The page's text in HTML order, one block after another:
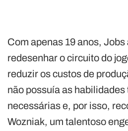
Com apenas 19 anos,
redesenhar o circuito do
reduzir os custos de
não possuía as habilidades
necessárias e, por isso,
Wozniak, um talentoso